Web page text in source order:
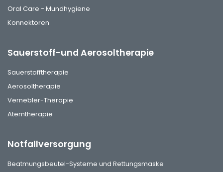
Oral Care - Mundhygiene
Konnektoren
Sauerstoff-und Aerosoltherapie
Sauerstofftherapie
Aerosoltherapie
Vernebler-Therapie
Atemtherapie
Notfallversorgung
Beatmungsbeutel-Systeme und Rettungsmaske